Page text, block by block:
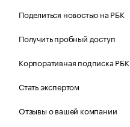
Поделиться новостью на РБК
Получить пробный доступ
Корпоративная подписка РБК
Стать экспертом
Отзывы о вашей компании